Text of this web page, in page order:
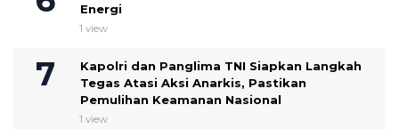
Energi
1 view
Kapolri dan Panglima TNI Siapkan Langkah
Tegas Atasi Aksi Anarkis, Pastikan
Pemulihan Keamanan Nasional
1 view